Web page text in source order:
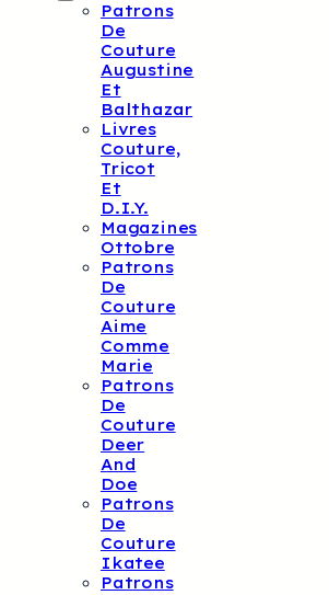
Patrons
De
Couture
Augustine
Et
Balthazar
Livres
Couture,
Tricot
Et
D.I.Y.
Magazines
Ottobre
Patrons
De
Couture
Aime
Comme
Marie
Patrons
De
Couture
Deer
And
Doe
Patrons
De
Couture
Ikatee
Patrons